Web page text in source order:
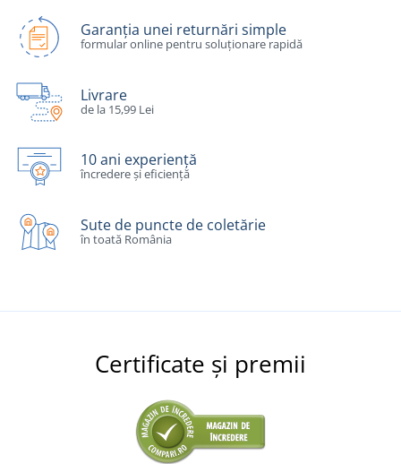
Garanția unei returnări simple
formular online pentru soluționare rapidă
Livrare
de la 15,99 Lei
10 ani experiență
încredere și eficiență
Sute de puncte de coletărie
în toată România
Certificate și premii